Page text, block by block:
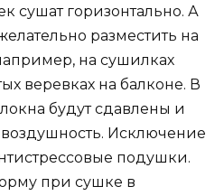
сушат горизонтально. А
разместить на
на сушилках
веревках на балконе. В
будут сдавлены и
Исключение
подушки.
при сушке в